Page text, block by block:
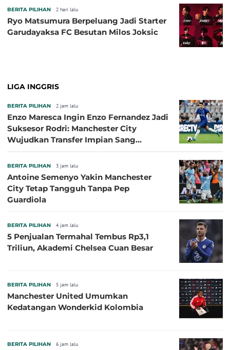
BERITA PILIHAN 2 hari lalu
Ryo Matsumura Berpeluang Jadi Starter
Garudayaksa FC Besutan Milos Joksic
LIGA INGGRIS
BERITA PILIHAN 2 jam lalu
Enzo Maresca Ingin Enzo Fernandez Jadi
Suksesor Rodri: Manchester City
Wujudkan Transfer Impian Sang
BERITA PILIHAN 3 jam lalu
Antoine Semenyo Yakin Manchester
City Tetap Tangguh Tanpa Pep
Guardiola
BERITA PILIHAN 4 jam lalu
5 Penjualan Termahal Tembus Rp3,1
Triliun, Akademi Chelsea Cuan Besar
BERITA PILIHAN 5 jam lalu
Manchester United Umumkan
Kedatangan Wonderkid Kolombia
BERITA PILIHAN 6 jam lalu